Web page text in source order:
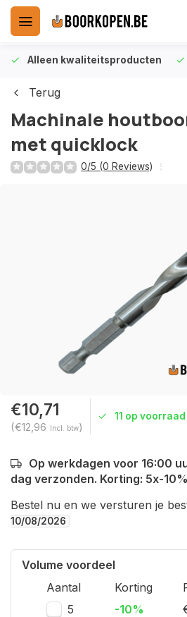
Alleen kwaliteitsproducten
Terug
Machinale
met quicklock
0/5 (0 Reviews)
€10,71
(€12,96 Incl. btw)
11 op voorraad
Op werkdagen voor 16:00
dag verzonden. Korting: 5x-10%
Bestel nu en we versturen je
10/08/2026
Volume voordeel
Aantal
Korting
5
-10%